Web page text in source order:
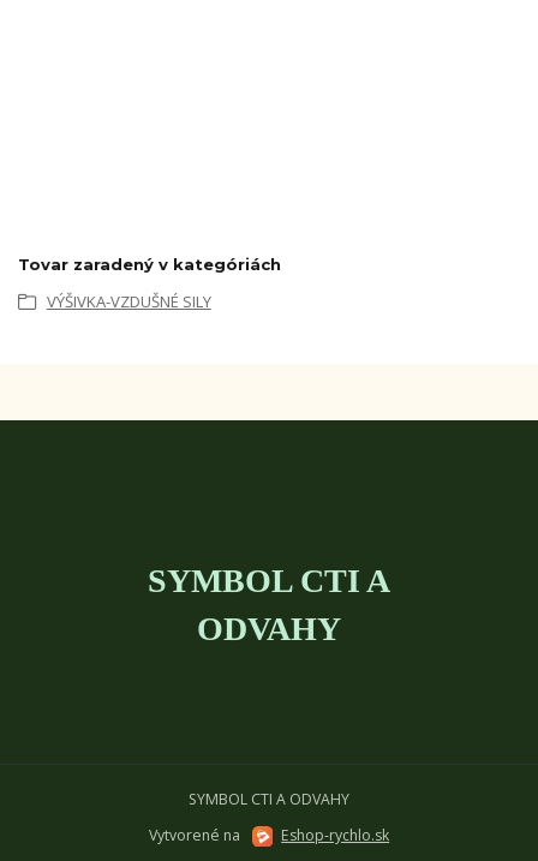
Tovar zaradený v kategóriách
VÝŠIVKA-VZDUŠNÉ SILY
SYMBOL CTI A
ODVAHY
SYMBOL CTI A ODVAHY
Vytvorené na
Eshop-rychlo.sk